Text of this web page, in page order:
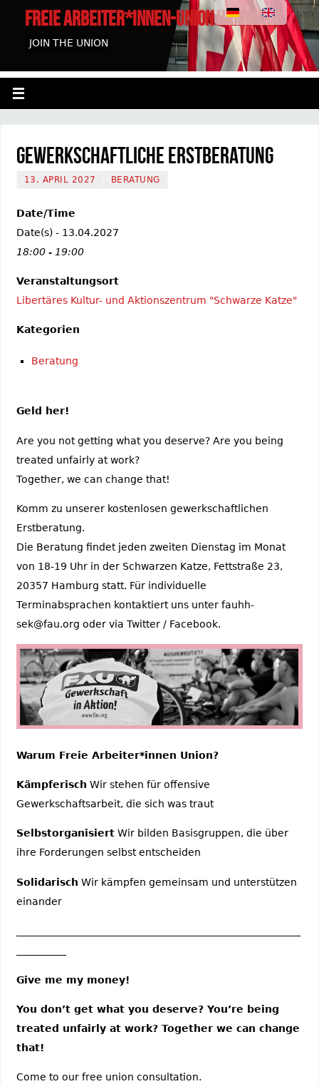
FREIE ARBEITER*INNEN-UNION HAMBURG
JOIN THE UNION
Gewerkschaftliche Erstberatung
13. APRIL 2027 BERATUNG
Date/Time
Date(s) - 13.04.2027
18:00 - 19:00
Veranstaltungsort
Libertäres Kultur- und Aktionszentrum "Schwarze Katze"
Kategorien
Beratung
Geld her!
Are you not getting what you deserve? Are you being
treated unfairly at work?
Together, we can change that!
Komm zu unserer kostenlosen gewerkschaftlichen
Erstberatung.
Die Beratung findet jeden zweiten Dienstag im Monat
von 18-19 Uhr in der Schwarzen Katze, Fettstraße 23,
20357 Hamburg statt. Für individuelle
Terminabsprachen kontaktiert uns unter fauhh-
sek@fau.org oder via Twitter / Facebook.
Warum Freie Arbeiter*innen Union?
Kämpferisch Wir stehen für offensive
Gewerkschaftsarbeit, die sich was traut
SelbstorganisiertWir bilden Basisgruppen, die über
ihre Forderungen selbst entscheiden
Solidarisch Wir kämpfen gemeinsam und unterstützen
einander
Give me my money!
You don’t get what you deserve? You’re being
treated unfairly at work? Together we can change
that!
Come to our free union consultation.